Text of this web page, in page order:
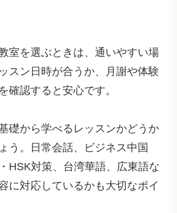
室を選ぶときは、通いやすい場
スン日時が合うか、月謝や体験
確認すると安心です。
礎から学べるレッスンかどうか
う。日常会話、ビジネス中国
HSK対策、台湾華語、広東語な
に対応しているかも大切なポイ